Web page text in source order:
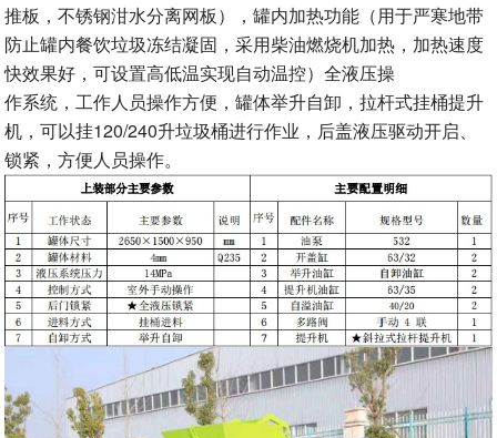
推板，不锈钢泔水分离网板），罐内加热功能（用于严寒地带
防止罐内餐饮垃圾冻结凝固，采用柴油燃烧机加热，加热速度
快效果好，可设置高低温实现自动温控）全液压操
作系统，工作人员操作方便，罐体举升自卸，拉杆式挂桶提升
机，可以挂120/240升垃圾桶进行作业，后盖液压驱动开启、
锁紧，方便人员操作。